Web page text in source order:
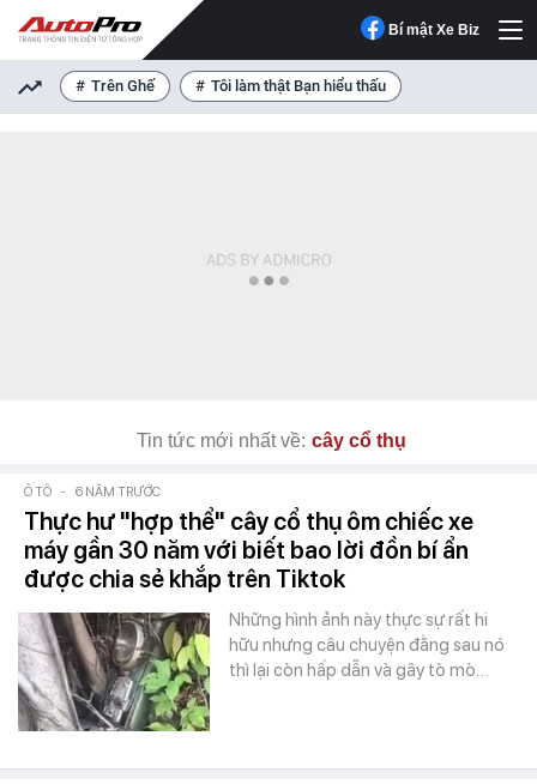
Bí mật Xe Biz
Trên Ghế Tôi làm thật Bạn hiểu thấu
Tin tức mới nhất về: cây cổ thụ
Ô TÔ - 6 NĂM TRƯỚC
Thực hư "hợp thể" cây cổ thụ ôm chiếc xe
máy gần 30 năm với biết bao lời đồn bí ẩn
được chia sẻ khắp trên Tiktok
Những hình ảnh này thực sự rất hi
hữu nhưng câu chuyện đằng sau nó
thì lại còn hấp dẫn và gây tò mò…